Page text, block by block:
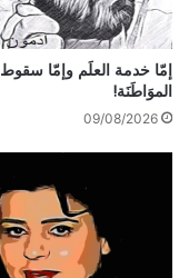
إمّا خدمة العلَم وإمّا سقوط
الموَاطَنَة!
09/08/2026